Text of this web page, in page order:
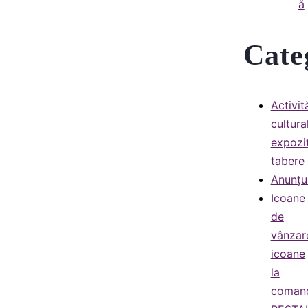
ă
tabere
Icoane
de
icoane
la